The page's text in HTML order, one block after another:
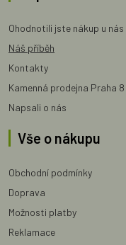
Ohodnotili jste nákup u nás
Náš příběh
Kontakty
Kamenná prodejna Praha 8
Napsali o nás
Vše o nákupu
Obchodní podmínky
Doprava
Možnosti platby
Reklamace